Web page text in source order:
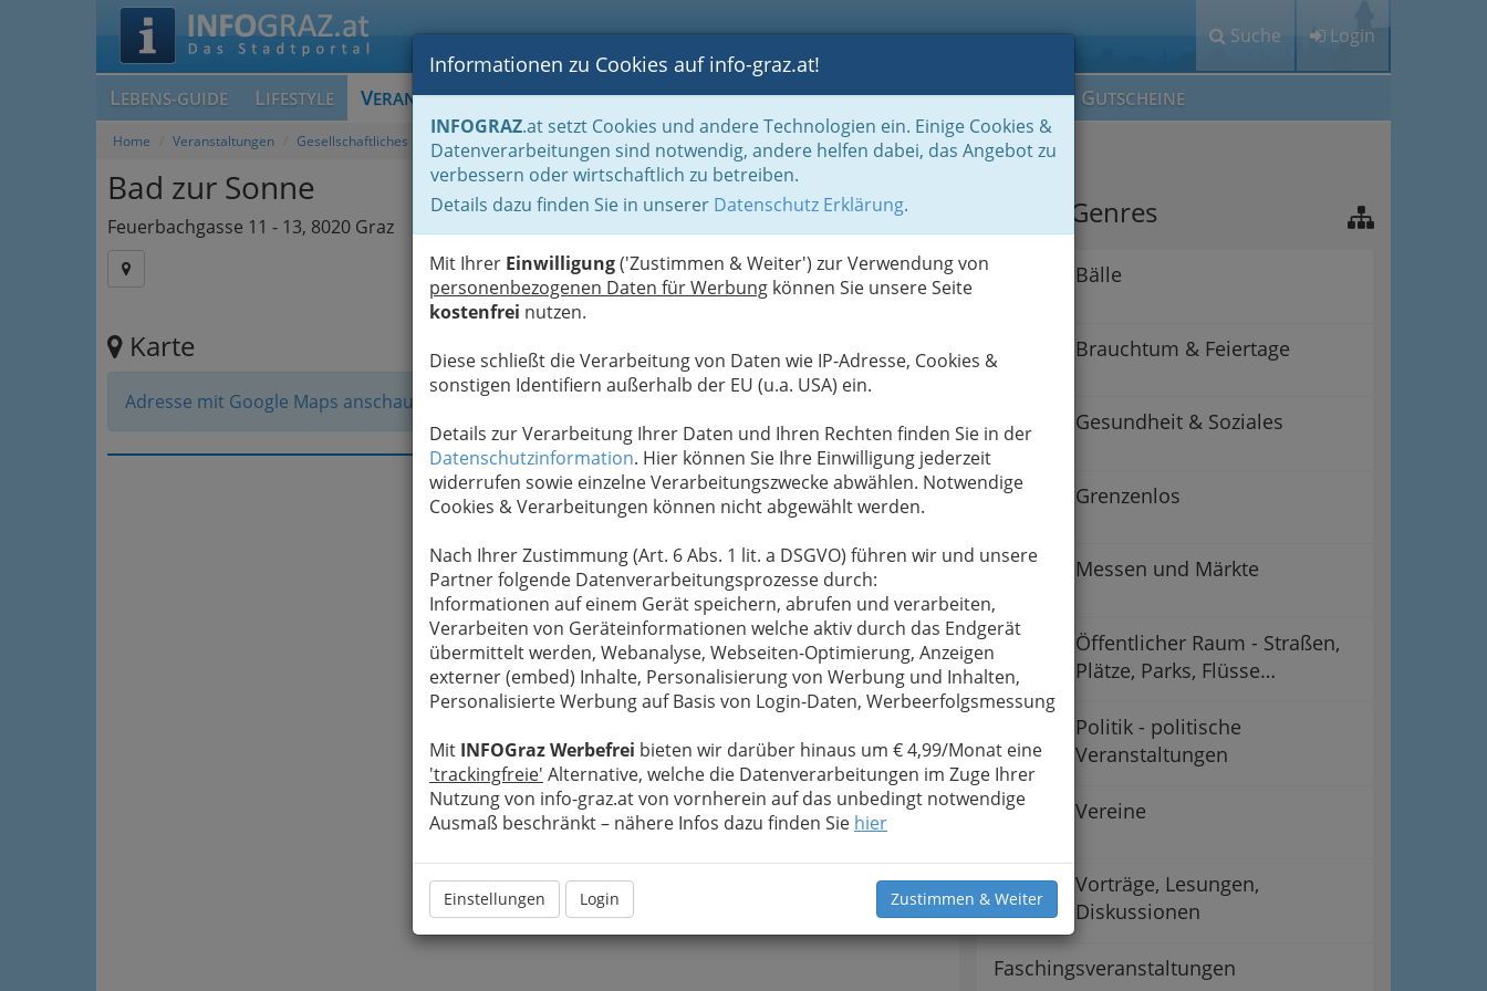
Suche Login
LEBENS-GUIDE LIFESTYLE VERANSTALTUNGEN BLOGS FOTOS GASTRONOMIE BRANCHEN MEIN IG GUTSCHEINE
Informationen zu Cookies auf info-graz.at!
INFOGRAZ.at setzt Cookies und andere Technologien ein. Einige Cookies &
Datenverarbeitungen sind notwendig, andere helfen dabei, das Angebot zu
verbessern oder wirtschaftlich zu betreiben.
Details dazu finden Sie in unserer Datenschutz Erklärung.
Mit Ihrer Einwilligung('Zustimmen & Weiter') zur Verwendung von
personenbezogenen Daten für Werbung können Sie unsere Seite
kostenfrei nutzen.
Diese schließt die Verarbeitung von Daten wie IP-Adresse, Cookies &
sonstigen Identifiern außerhalb der EU (u.a. USA) ein.
Details zur Verarbeitung Ihrer Daten und Ihren Rechten finden Sie in der
Datenschutzinformation. Hier können Sie Ihre Einwilligung jederzeit
widerrufen sowie einzelne Verarbeitungszwecke abwählen. Notwendige
Cookies & Verarbeitungen können nicht abgewählt werden.
Nach Ihrer Zustimmung (Art. 6 Abs. 1 lit. a DSGVO) führen wir und unsere
Partner folgende Datenverarbeitungsprozesse durch:
Informationen auf einem Gerät speichern, abrufen und verarbeiten,
Verarbeiten von Geräteinformationen welche aktiv durch das Endgerät
übermittelt werden, Webanalyse, Webseiten-Optimierung, Anzeigen
externer (embed) Inhalte, Personalisierung von Werbung und Inhalten,
Personalisierte Werbung auf Basis von Login-Daten, Werbeerfolgsmessung
Mit INFOGraz Werbefrei bieten wir darüber hinaus um € 4,99/Monat eine
'trackingfreie' Alternative, welche die Datenverarbeitungen im Zuge Ihrer
Nutzung von info-graz.at von vornherein auf das unbedingt notwendige
Ausmaß beschränkt – nähere Infos dazu finden Sie hier
Einstellungen Login Zustimmen & Weiter
Home Veranstaltungen Gesellschaftliches
Bad zur Sonne
Feuerbachgasse 11 - 13, 8020 Graz
Karte
Adresse mit Google Maps anschauen
Unsere Genres
Bälle
Brauchtum & Feiertage
Gesundheit & Soziales
Grenzenlos
Messen und Märkte
Öffentlicher Raum - Straßen,
Plätze, Parks, Flüsse…
Politik - politische
Veranstaltungen
Vereine
Vorträge, Lesungen,
Diskussionen
Faschingsveranstaltungen